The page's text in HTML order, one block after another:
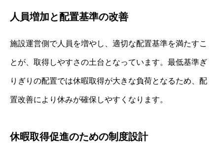
人員増加と配置基準の改善
施設運営側で人員を増やし、適切な配置基準を満たすこ
とが、取得しやすさの土台となっています。最低基準ぎ
りぎりの配置では休暇取得が大きな負荷となるため、配
置改善により休みが確保しやすくなります。
休暇取得促進のための制度設計